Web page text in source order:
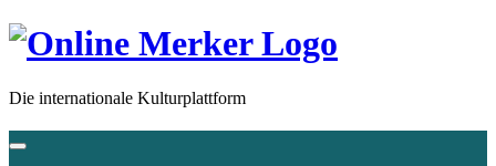
Die internationale Kulturplattform